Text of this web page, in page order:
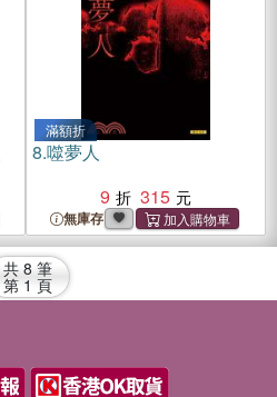
滿額折
8.噬夢人
9
315
無庫存
共 8 筆
第 1 頁